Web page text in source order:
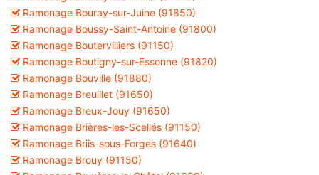
Ramonage Bouray-sur-Juine (91850)
Ramonage Boussy-Saint-Antoine (91800)
Ramonage Boutervilliers (91150)
Ramonage Boutigny-sur-Essonne (91820)
Ramonage Bouville (91880)
Ramonage Breuillet (91650)
Ramonage Breux-Jouy (91650)
Ramonage Brières-les-Scellés (91150)
Ramonage Briis-sous-Forges (91640)
Ramonage Brouy (91150)